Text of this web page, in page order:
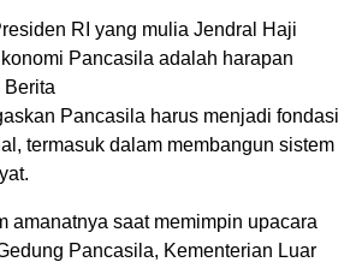
RI yang mulia Jendral Haji
Pancasila adalah harapan
Berita
Pancasila harus menjadi fondasi
termasuk dalam membangun sistem
amanatnya saat memimpin upacara
Pancasila, Kementerian Luar